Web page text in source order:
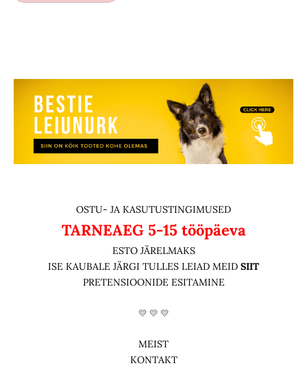
OSTU- JA KASUTUSTINGIMUSED
TARNEAEG 5-15 tööpäeva
ESTO JÄRELMAKS
ISE KAUBALE JÄRGI TULLES LEIAD MEID SIIT
PRETENSIOONIDE ESITAMINE
💛 💛 💛
MEIST
KONTAKT